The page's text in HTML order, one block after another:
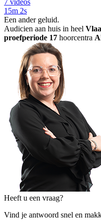
15m 2s
Een ander geluid.
Audicien aan huis in heel
proefperiode 17 hoorcentra
Heeft u een vraag?
Vind je antwoord snel en